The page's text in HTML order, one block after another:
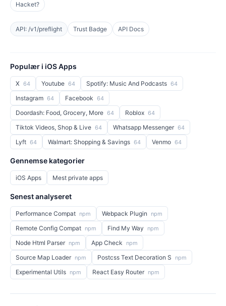
Hacket?
API: /v1/preflight Trust Badge API Docs
Populær i iOS Apps
X 64 Youtube 64 Spotify: Music And Podcasts 64
Instagram 64 Facebook 64
Doordash: Food, Grocery, More 64 Roblox 64
Tiktok Videos, Shop & Live 64 Whatsapp Messenger 64
Lyft 64 Walmart: Shopping & Savings 64 Venmo 64
Gennemse kategorier
iOS Apps Mest private apps
Senest analyseret
Performance Compat npm Webpack Plugin npm
Remote Config Compat npm Find My Way npm
Node Html Parser npm App Check npm
Source Map Loader npm Postcss Text Decoration S npm
Experimental Utils npm React Easy Router npm